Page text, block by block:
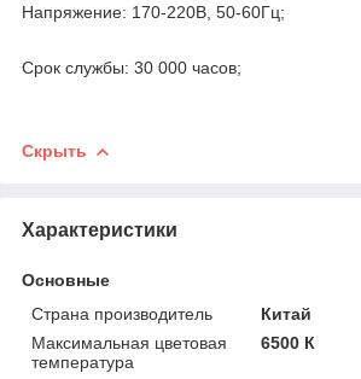
Напряжение: 170-
Срок службы: 30 000 часов;
Скрыть
Характеристики
Основные
Страна производитель
Китай
Максимальная цветовая
температура
6500 К